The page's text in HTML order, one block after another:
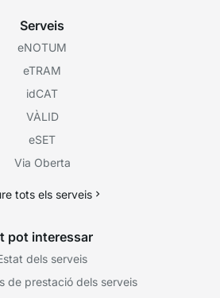
Serveis
eNOTUM
eTRAM
idCAT
VÀLID
eSET
Via Oberta
tots els serveis
pot interessar
dels serveis
de prestació dels serveis